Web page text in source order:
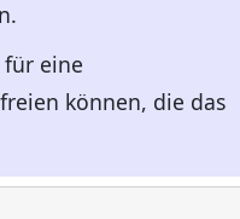
für eine
können, die das